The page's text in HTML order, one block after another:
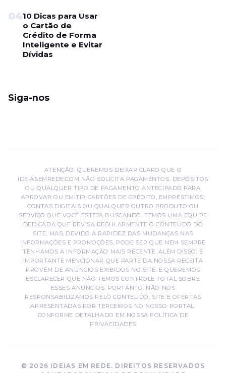
0410 Dicas para Usar
o Cartão de
Crédito de Forma
Inteligente e Evitar
Dívidas
Siga-nos
ATENÇÃO: QUEREMOS DEIXAR CLARO QUE O
IDEIASEMREDE.COM NÃO SOLICITA PAGAMENTOS, DEPÓSITOS
OU QUALQUER TIPO DE PAGAMENTO ANTECIPADO PARA
APROVAR OU EMITIR CARTÕES DE CRÉDITO, EMPRÉSTIMOS,
CONTAS DIGITAIS OU QUALQUER OUTRO PRODUTO OU
SERVIÇO QUE VOCÊ ESTEJA BUSCANDO. TEMOS UMA EQUIPE
DEDICADA QUE REVISA REGULARMENTE O CONTEÚDO DO
SITE, MAS, DEVIDO À RAPIDEZ DAS MUDANÇAS NAS
INFORMAÇÕES E PROMOÇÕES, PODE SER QUE NEM SEMPRE
TENHAMOS A INFORMAÇÃO MAIS RECENTE. ALÉM DISSO, É
IMPORTANTE MENCIONAR QUE PARTE DA NOSSA RECEITA
PROVÉM DE ANÚNCIOS EXIBIDOS NO SITE, E QUEREMOS
ESCLARECER QUE NÃO TEMOS CONTROLE TOTAL SOBRE
ESSES ANÚNCIOS. PORTANTO, NÃO NOS
RESPONSABILIZAMOS PELO CONTEÚDO, SITE E OFERTAS
APRESENTADAS POR TERCEIROS NO NOSSO PORTAL,
CONFORME DETALHADO EM NOSSA POLÍTICA DE
PRIVACIDADES
© 2026 IDEIAS EM REDE. DIREITOS RESERVADOS